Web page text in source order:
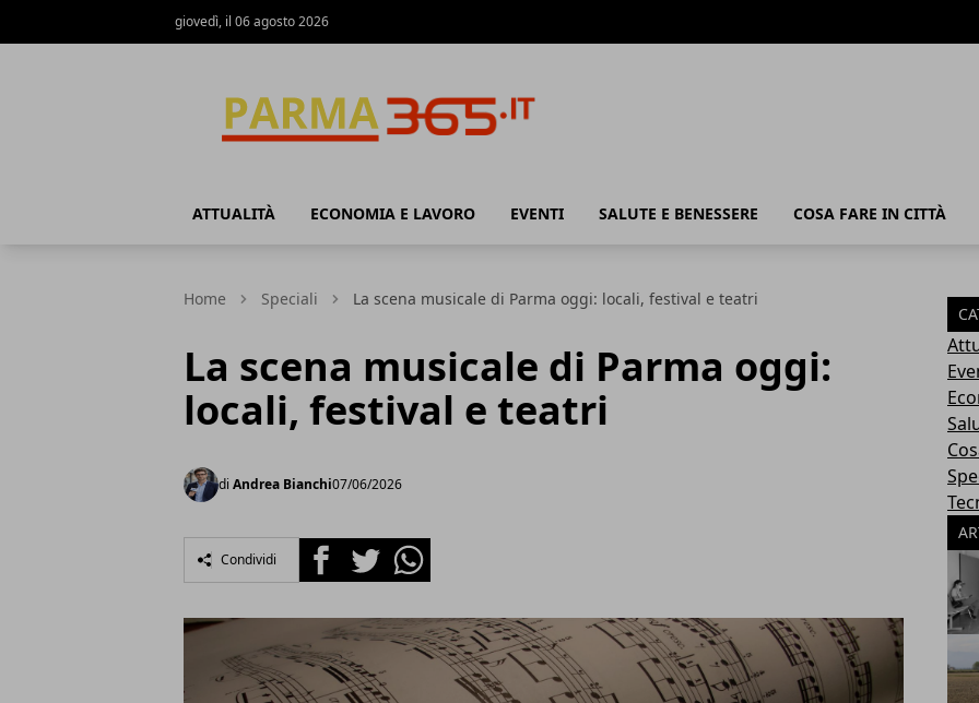
giovedì, il 06 agosto 2026
ATTUALITÀ ECONOMIA E LAVORO EVENTI SALUTE E BENESSERE COSA FARE IN CITTÀ
Home Speciali La scena musicale di Parma oggi: locali, festival e teatri
La scena musicale di Parma oggi:
locali, festival e teatri
di Andrea Bianchi07/06/2026
Condividi FacebookTwitterWhatsapp